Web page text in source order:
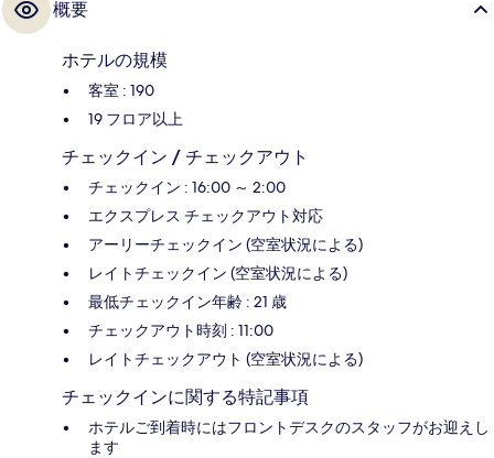
概要
ホテルの規模
客室 : 190
19 フロア以上
チェックイン / チェックアウト
チェックイン : 16:00 ～ 2:00
エクスプレス チェックアウト対応
アーリーチェックイン (空室状況による)
レイトチェックイン (空室状況による)
最低チェックイン年齢 : 21 歳
チェックアウト時刻 : 11:00
レイトチェックアウト (空室状況による)
チェックインに関する特記事項
ホテルご到着時にはフロントデスクのスタッフがお迎えし
ます